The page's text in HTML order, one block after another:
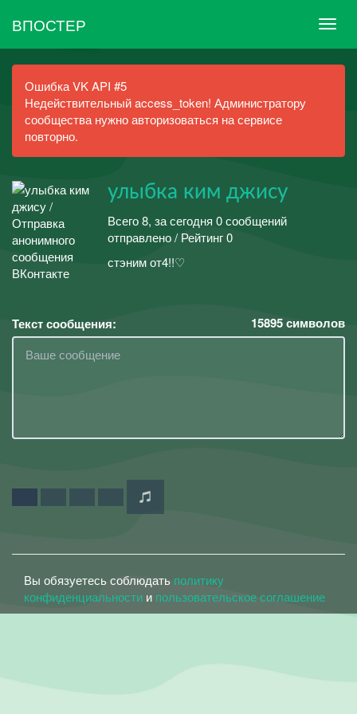
ВПОСТЕР
Ошибка VK API #5
Недействительный access_token! Администратору
сообщества нужно авторизоваться на сервисе
повторно.
улыбка ким джису
Всего 8, за сегодня 0 сообщений
отправлено / Рейтинг 0
стэним от4!!♡
Текст сообщения: 15895символов
Вы обязуетесь соблюдать политику
конфиденциальности и пользовательское соглашение